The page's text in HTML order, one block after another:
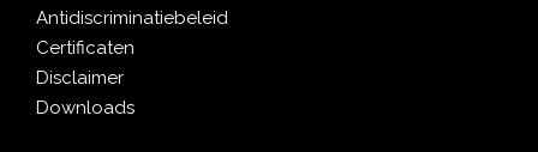
Antidiscriminatiebeleid
Certificaten
Disclaimer
Downloads